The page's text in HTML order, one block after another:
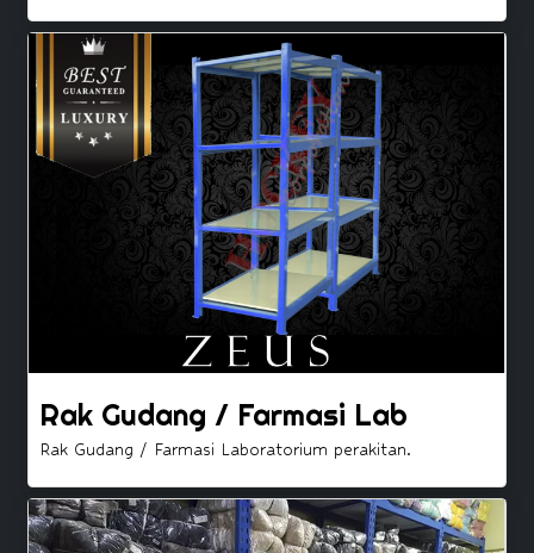
Rak Gudang / Farmasi Lab
Rak Gudang / Farmasi Laboratorium perakitan.